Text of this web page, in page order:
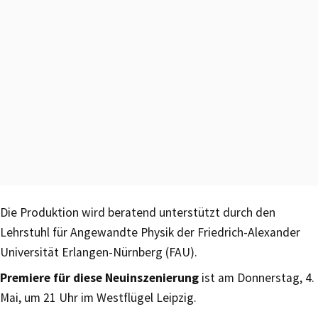
Die Produktion wird beratend unterstützt durch den
Lehrstuhl für Angewandte Physik der Friedrich-Alexander
Universität Erlangen-Nürnberg (FAU).
Premiere für diese Neuinszenierung ist am Donnerstag, 4.
Mai, um 21 Uhr im Westflügel Leipzig.